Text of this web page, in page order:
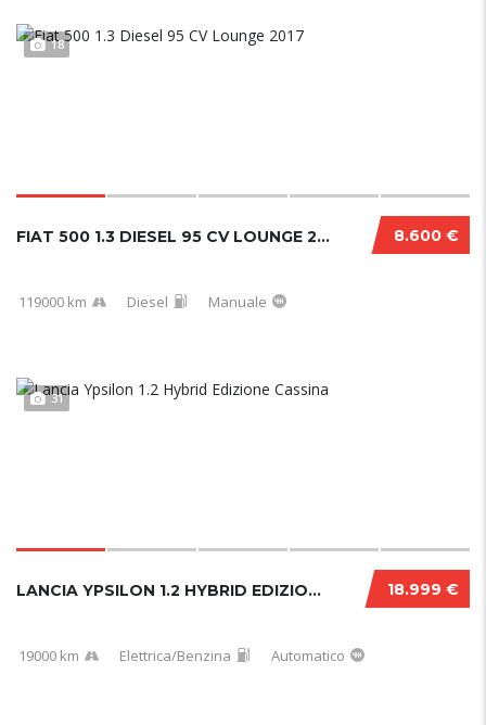
18
8.600 €
FIAT 500 1.3 DIESEL 95 CV LOUNGE 2017
119000 km Diesel Manuale
31
18.999 €
LANCIA YPSILON 1.2 HYBRID EDIZIONE CASSINA...
19000 km Elettrica/Benzina Automatico